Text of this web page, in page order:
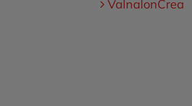
ValnalonCrea